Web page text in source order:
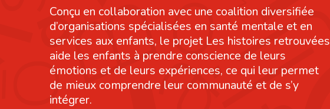
Conçu en collaboration avec une coalition diversifiée
d’organisations spécialisées en santé mentale et en
services aux enfants, le projet Les histoires retrouvées
aide les enfants à prendre conscience de leurs
émotions et de leurs expériences, ce qui leur permet
de mieux comprendre leur communauté et de s’y
intégrer.